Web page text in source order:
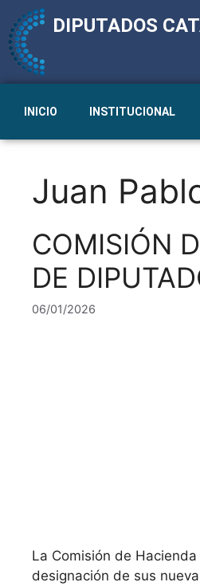
DIPUTADOS
INICIO INSTITUCIONAL
Juan
COMISIÓN
DE
06/01/2026
La Comisión de
designación de sus